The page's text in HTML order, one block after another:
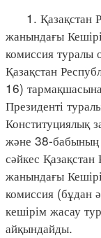
1. Қазақстан
жанындағы
комиссия туралы
Қазақстан
16)
Президенті
Конституциялық
және 38-
сәйкес
жанындағы
комиссия (бұдан
кешірім жасау
айқындайды.